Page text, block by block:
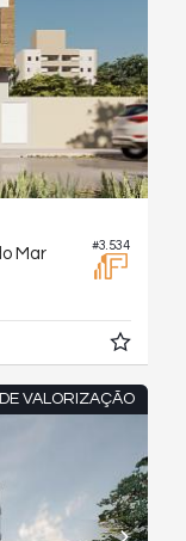
#3.534
Mar
VALORIZAÇÃO